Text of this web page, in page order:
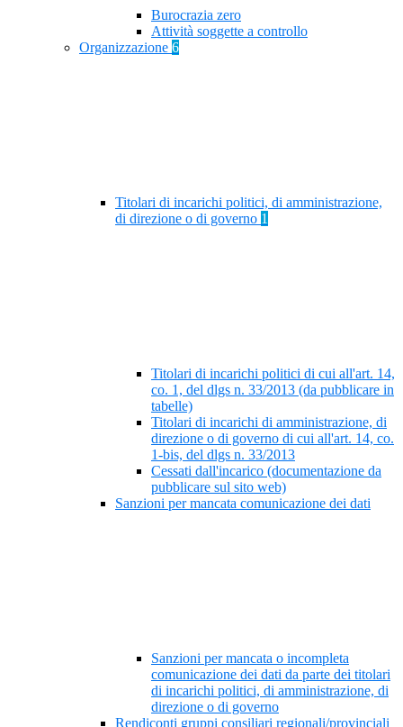
Burocrazia zero
Attività soggette a controllo
Organizzazione 6
Titolari di incarichi politici, di amministrazione,
di direzione o di governo 1
Titolari di incarichi politici di cui all'art. 14,
co. 1, del dlgs n. 33/2013 (da pubblicare in
tabelle)
Titolari di incarichi di amministrazione, di
direzione o di governo di cui all'art. 14, co.
1-bis, del dlgs n. 33/2013
Cessati dall'incarico (documentazione da
pubblicare sul sito web)
Sanzioni per mancata comunicazione dei dati
Sanzioni per mancata o incompleta
comunicazione dei dati da parte dei titolari
di incarichi politici, di amministrazione, di
direzione o di governo
Rendiconti gruppi consiliari regionali/provinciali